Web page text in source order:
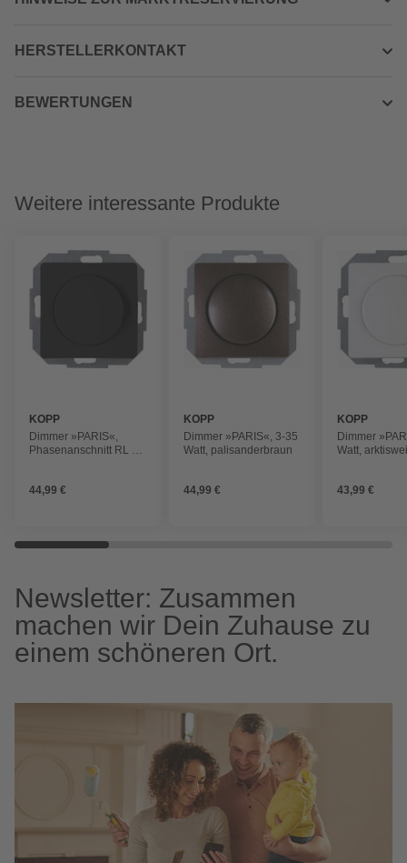
HERSTELLERKONTAKT
BEWERTUNGEN
Weitere interessante Produkte
KOPP
Dimmer »PARIS«,
Phasenanschnitt RL 7-
44,99 €
KOPP
Dimmer »PARIS«, 3-35
Watt, palisanderbraun
44,99 €
KOPP
Dimmer
Watt,
43,99 €
Newsletter: Zusammen
machen wir Dein Zuhause zu
einem schöneren Ort.